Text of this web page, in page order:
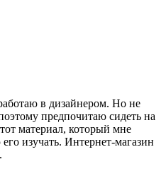
в дизайнером. Но не
предпочитаю сидеть на
материал, который мне
изучать. Интернет-магазин